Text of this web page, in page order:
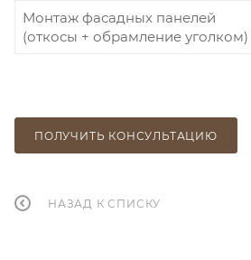
Монтаж фасадных панелей
(откосы + обрамление уголком)
ПОЛУЧИТЬ КОНСУЛЬТАЦИЮ
НАЗАД К СПИСКУ